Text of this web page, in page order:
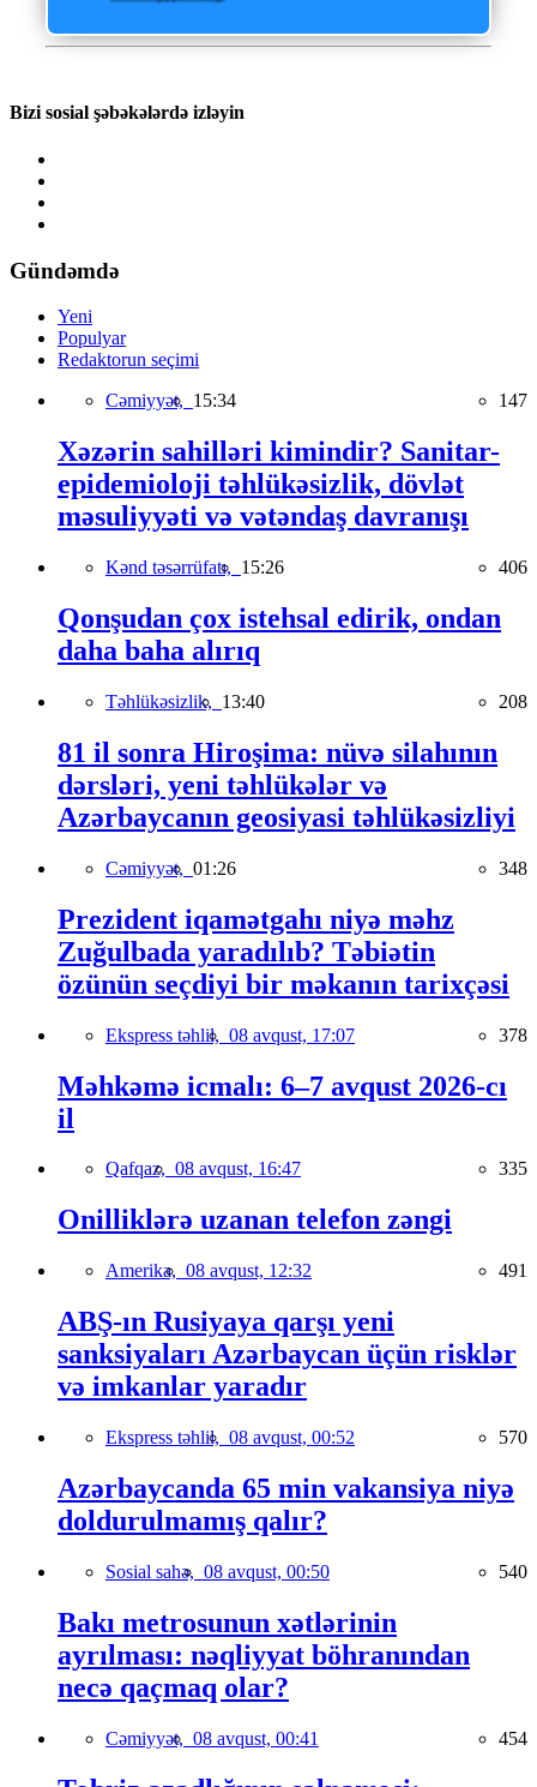
Bizi sosial şəbəkələrdə izləyin
Gündəmdə
Yeni
Populyar
Redaktorun seçimi
Cəmiyyət, 15:34 147
Xəzərin sahilləri kimindir? Sanitar-
epidemioloji təhlükəsizlik, dövlət
məsuliyyəti və vətəndaş davranışı
Kənd təsərrüfatı, 15:26 406
Qonşudan çox istehsal edirik, ondan
daha baha alırıq
Təhlükəsizlik, 13:40 208
81 il sonra Hiroşima: nüvə silahının
dərsləri, yeni təhlükələr və
Azərbaycanın geosiyasi təhlükəsizliyi
Cəmiyyət, 01:26 348
Prezident iqamətgahı niyə məhz
Zuğulbada yaradılıb? Təbiətin
özünün seçdiyi bir məkanın tarixçəsi
Ekspress təhlil, 08 avqust, 17:07 378
Məhkəmə icmalı: 6–7 avqust 2026-cı
il
Qafqaz, 08 avqust, 16:47 335
Onilliklərə uzanan telefon zəngi
Amerika, 08 avqust, 12:32 491
ABŞ-ın Rusiyaya qarşı yeni
sanksiyaları Azərbaycan üçün risklər
və imkanlar yaradır
Ekspress təhlil, 08 avqust, 00:52 570
Azərbaycanda 65 min vakansiya niyə
doldurulmamış qalır?
Sosial sahə, 08 avqust, 00:50 540
Bakı metrosunun xətlərinin
ayrılması: nəqliyyat böhranından
necə qaçmaq olar?
Cəmiyyət, 08 avqust, 00:41 454